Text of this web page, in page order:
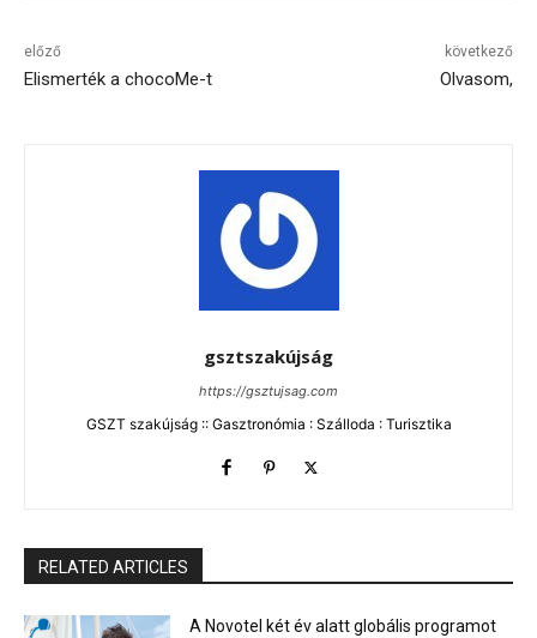
előző
Elismerték a chocoMe-t
következő
Olvasom,
gsztszakújság
https://gsztujsag.com
GSZT szakújság :: Gasztronómia : Szálloda : Turisztika
RELATED ARTICLES
A Novotel két év alatt globális programot